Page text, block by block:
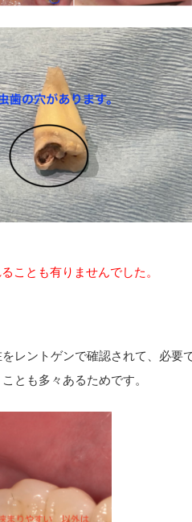
ことも有りませんでした。
レントゲンで確認されて、必
とも多々あるためです。